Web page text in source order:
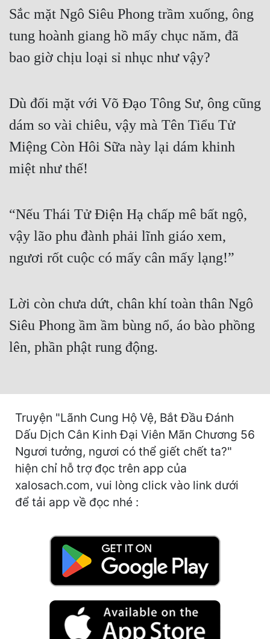
Xa Lộ Dịch
Cung Đấu
Cổ Tiên Hiệp
Cổ Đại
Dị Năng
Gia Đấu
Góc Nhìn Nữ
Huyền Huyễn
Huyền Nghi
Hệ Thống
Học Đường
Khoa Huyễn
Khoa Huyễn Không Gian
Sắc mặt Ngô Siêu Phong trầm xuống, ông
tung hoành giang hồ mấy chục năm, đã
bao giờ chịu loại sỉ nhục như vậy?
Dù đối mặt với Võ Đạo Tông Sư, ông cũng
dám so vài chiêu, vậy mà Tên Tiểu Tử
Miệng Còn Hôi Sữa này lại dám khinh
miệt như thế!
“Nếu Thái Tử Điện Hạ chấp mê bất ngộ,
vậy lão phu đành phải lĩnh giáo xem,
ngươi rốt cuộc có mấy cân mấy lạng!”
Lời còn chưa dứt, chân khí toàn thân Ngô
Siêu Phong ầm ầm bùng nổ, áo bào phồng
lên, phần phật rung động.
Truyện "Lãnh Cung Hộ Vệ, Bắt Đầu Đánh
Dấu Dịch Cân Kinh Đại Viên Mãn Chương 56
Ngươi tưởng, ngươi có thể giết chết ta?"
hiện chỉ hỗ trợ đọc trên app của
xalosach.com, vui lòng click vào link dưới
để tải app về đọc nhé :